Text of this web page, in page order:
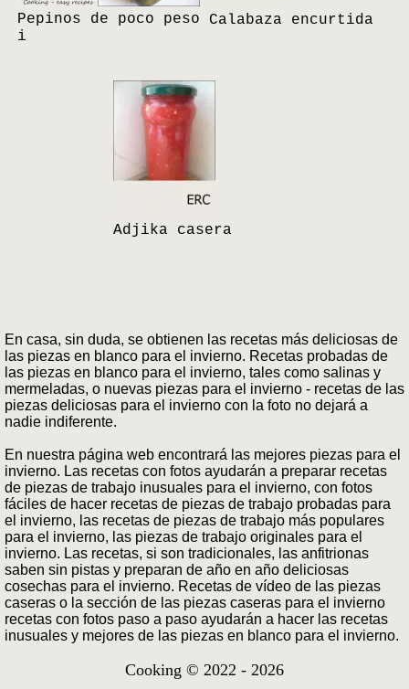
Pepinos de poco peso
i
Calabaza encurtida
Adjika casera
En casa, sin duda, se obtienen las recetas más deliciosas de
las piezas en blanco para el invierno. Recetas probadas de
las piezas en blanco para el invierno, tales como salinas y
mermeladas, o nuevas piezas para el invierno - recetas de las
piezas deliciosas para el invierno con la foto no dejará a
nadie indiferente.
En nuestra página web encontrará las mejores piezas para el
invierno. Las recetas con fotos ayudarán a preparar recetas
de piezas de trabajo inusuales para el invierno, con fotos
fáciles de hacer recetas de piezas de trabajo probadas para
el invierno, las recetas de piezas de trabajo más populares
para el invierno, las piezas de trabajo originales para el
invierno. Las recetas, si son tradicionales, las anfitrionas
saben sin pistas y preparan de año en año deliciosas
cosechas para el invierno. Recetas de vídeo de las piezas
caseras o la sección de las piezas caseras para el invierno
recetas con fotos paso a paso ayudarán a hacer las recetas
inusuales y mejores de las piezas en blanco para el invierno.
Cooking © 2022 - 2026